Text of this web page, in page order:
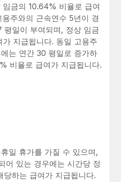
으로 지원
처리
Gusto 및 Xero와의 통합과
Plus
리하고 급여를 지급하도록 돕는 것
동안 새로운...
금의 10.64% 비율로 급여
주와의 근속연수 5년이 경
평일이 부여되며, 정상 임금
지급됩니다. 동일 고용주
는 연간 30 평일로 증가하
비율로 급여가 지급됩니다.
일 휴가를 가질 수 있으며,
어 있는 경우에는 시간당 정
하는 급여가 지급됩니다.